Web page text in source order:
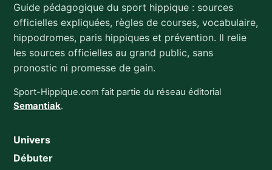
Guide pédagogique du sport hippique : sources
officielles expliquées, règles de courses, vocabulaire,
hippodromes, paris hippiques et prévention. Il relie
les sources officielles au grand public, sans
pronostic ni promesse de gain.
Sport-Hippique.com fait partie du réseau éditorial
Semantiak.
Univers
Débuter